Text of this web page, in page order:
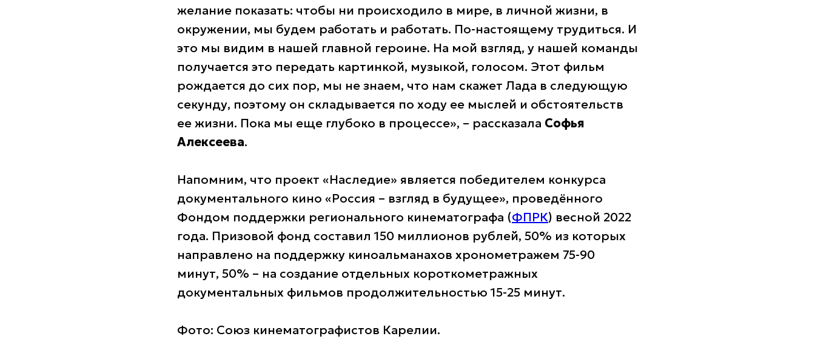
желание показать: чтобы ни происходило в мире, в личной жизни, в
окружении, мы будем работать и работать. По-настоящему трудиться. И
это мы видим в нашей главной героине. На мой взгляд, у нашей команды
получается это передать картинкой, музыкой, голосом. Этот фильм
рождается до сих пор, мы не знаем, что нам скажет Лада в следующую
секунду, поэтому он складывается по ходу ее мыслей и обстоятельств
ее жизни. Пока мы еще глубоко в процессе», – рассказала Софья
Алексеева.
Напомним, что проект «Наследие» является победителем конкурса
документального кино «Россия – взгляд в будущее», проведённого
Фондом поддержки регионального кинематографа (ФПРК) весной 2022
года. Призовой фонд составил 150 миллионов рублей, 50% из которых
направлено на поддержку киноальманахов хронометражем 75-90
минут, 50% – на создание отдельных короткометражных
документальных фильмов продолжительностью 15-25 минут.
Фото: Союз кинематографистов Карелии.